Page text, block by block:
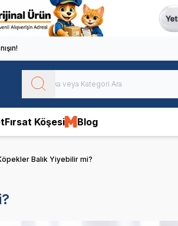
Fırsat Köşesi Blog
Balık Yiyebilir mi?